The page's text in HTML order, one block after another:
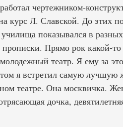
чертежником-
курс Л. Славской. До этих
показывался в
прописки. Прямо рок какой-
театр. Я ему за
я встретил самую
театре. Она москвичка.
дочка,